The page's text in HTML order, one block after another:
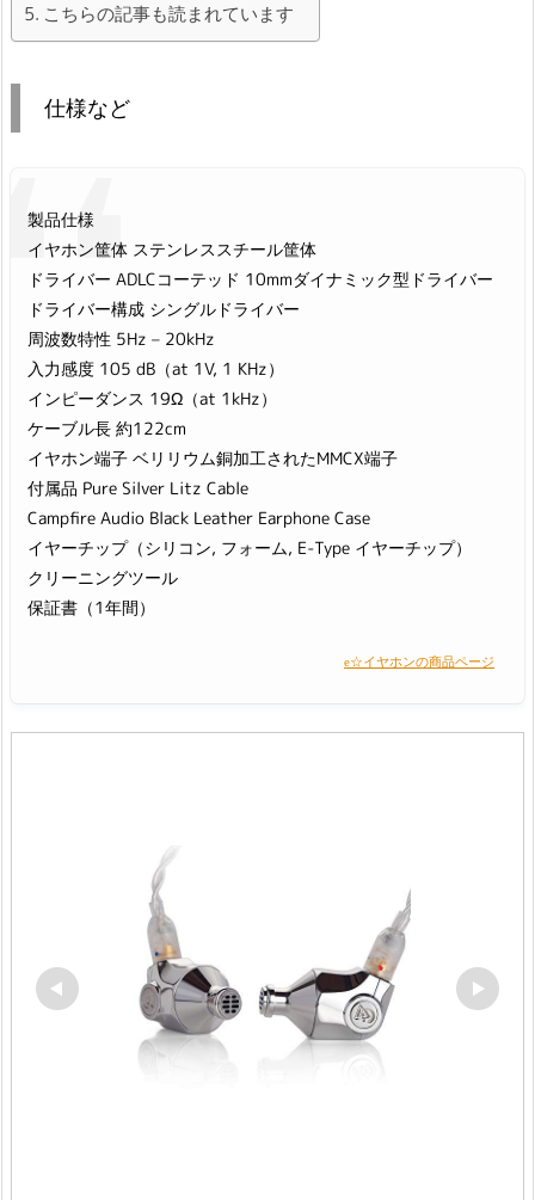
こちらの記事も読まれています
仕様など
製品仕様
イヤホン筐体 ステンレススチール筐体
ドライバー ADLCコーテッド 10mmダイナミック型ドライバー
ドライバー構成 シングルドライバー
周波数特性 5Hz – 20kHz
入力感度 105 dB（at 1V, 1 KHz）
インピーダンス 19Ω（at 1kHz）
ケーブル長 約122cm
イヤホン端子 ベリリウム銅加工されたMMCX端子
付属品 Pure Silver Litz Cable
Campfire Audio Black Leather Earphone Case
イヤーチップ（シリコン, フォーム, E-Type イヤーチップ）
クリーニングツール
保証書（1年間）
e☆イヤホンの商品ページ